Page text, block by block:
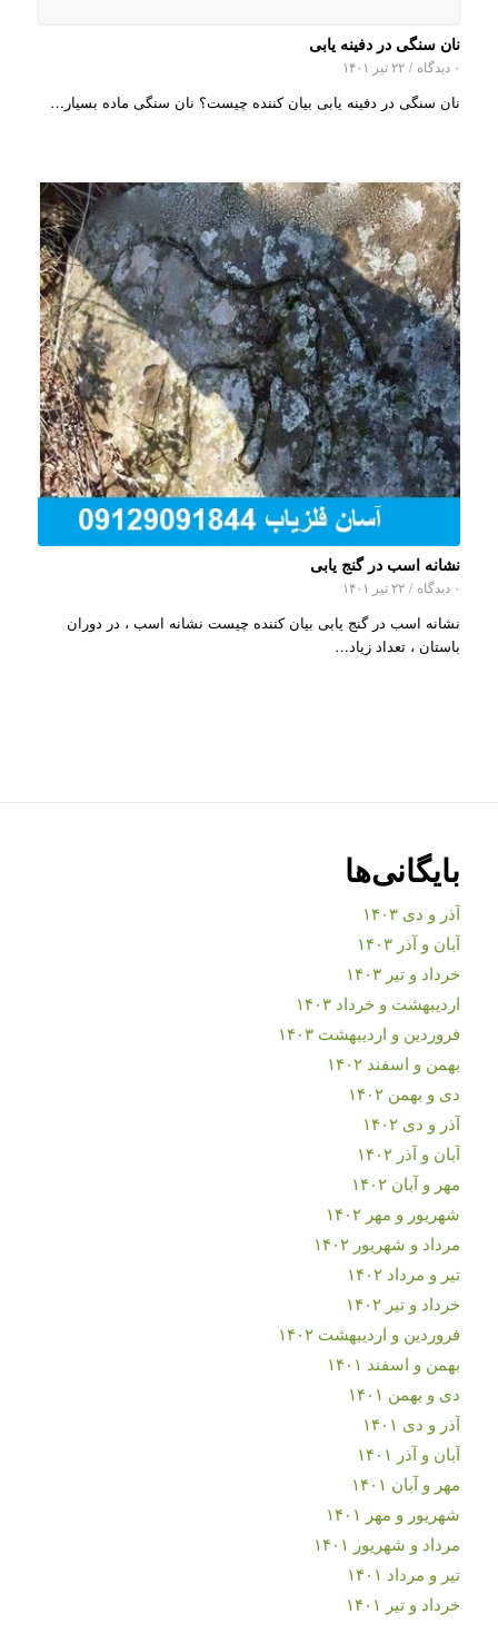
نان سنگی در دفینه یابی
۰ دیدگاه / ۲۲ تیر ۱۴۰۱
نان سنگی در دفینه یابی بیان کننده چیست؟ نان سنگی ماده بسیار…
نشانه اسب در گنج یابی
۰ دیدگاه / ۲۲ تیر ۱۴۰۱
نشانه اسب در گنج یابی بیان کننده چیست نشانه اسب ، در دوران
باستان ، تعداد زیاد…
بایگانی‌ها
آذر و دی ۱۴۰۳
آبان و آذر ۱۴۰۳
خرداد و تیر ۱۴۰۳
اردیبهشت و خرداد ۱۴۰۳
فروردین و اردیبهشت ۱۴۰۳
بهمن و اسفند ۱۴۰۲
دی و بهمن ۱۴۰۲
آذر و دی ۱۴۰۲
آبان و آذر ۱۴۰۲
مهر و آبان ۱۴۰۲
شهریور و مهر ۱۴۰۲
مرداد و شهریور ۱۴۰۲
تیر و مرداد ۱۴۰۲
خرداد و تیر ۱۴۰۲
فروردین و اردیبهشت ۱۴۰۲
بهمن و اسفند ۱۴۰۱
دی و بهمن ۱۴۰۱
آذر و دی ۱۴۰۱
آبان و آذر ۱۴۰۱
مهر و آبان ۱۴۰۱
شهریور و مهر ۱۴۰۱
مرداد و شهریور ۱۴۰۱
تیر و مرداد ۱۴۰۱
خرداد و تیر ۱۴۰۱